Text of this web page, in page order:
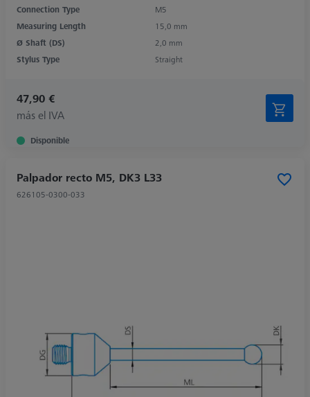
Connection Type
M5
Measuring Length
15,0 mm
Ø Shaft (DS)
2,0 mm
Stylus Type
Straight
47,90 €
más el IVA
Disponible
Palpador recto M5, DK3 L33
626105-0300-033